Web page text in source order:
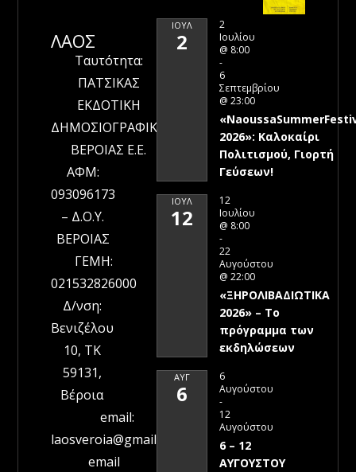
ΛΑΟΣ
Ταυτότητα:
ΠΑΤΣΙΚΑΣ
ΕΚΔΟΤΙΚΗ
ΔΗΜΟΣΙΟΓΡΑΦΙΚΗ
ΒΕΡΟΙΑΣ Ε.Ε.
ΑΦΜ:
093096173
– Δ.Ο.Υ.
ΒΕΡΟΙΑΣ
ΓΕΜΗ:
021532826000
Δ/νση:
Βενιζέλου
10, ΤΚ
59131,
Βέροια
email:
laosveroia@gmail.com
email
ΙΟΎΛ
2
2
Ιουλίου
@ 8:00
-
6
Σεπτεμβρίου
@ 23:00
2026»: Καλοκαίρι
Πολιτισμού, Γιορτή
Γεύσεων!
ΙΟΎΛ
12
12
Ιουλίου
@ 8:00
-
22
Αυγούστου
@ 22:00
«ΞΗΡΟΛΙΒΑΔΙΩΤΙΚΑ
2026» – To
πρόγραμμα των
εκδηλώσεων
ΑΥΓ
6
6
Αυγούστου
-
12
Αυγούστου
6 – 12
ΑΥΓΟΥΣΤΟΥ